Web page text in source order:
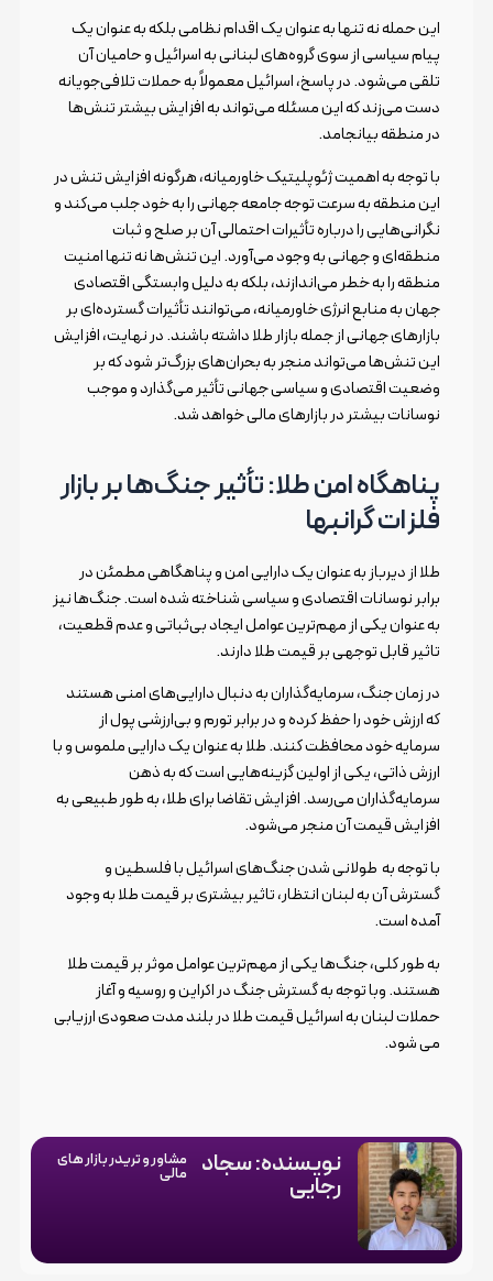
این حمله نه تنها به عنوان یک اقدام نظامی بلکه به عنوان یک
پیام سیاسی از سوی گروه‌های لبنانی به اسرائیل و حامیان آن
تلقی می‌شود. در پاسخ، اسرائیل معمولاً به حملات تلافی‌جویانه
دست می‌زند که این مسئله می‌تواند به افزایش بیشتر تنش‌ها
در منطقه بیانجامد.
با توجه به اهمیت ژئوپلیتیک خاورمیانه، هرگونه افزایش تنش در
این منطقه به سرعت توجه جامعه جهانی را به خود جلب می‌کند و
نگرانی‌هایی را درباره تأثیرات احتمالی آن بر صلح و ثبات
منطقه‌ای و جهانی به وجود می‌آورد. این تنش‌ها نه تنها امنیت
منطقه را به خطر می‌اندازند، بلکه به دلیل وابستگی اقتصادی
جهان به منابع انرژی خاورمیانه، می‌توانند تأثیرات گسترده‌ای بر
بازارهای جهانی از جمله بازار طلا داشته باشند. در نهایت، افزایش
این تنش‌ها می‌تواند منجر به بحران‌های بزرگ‌تر شود که بر
وضعیت اقتصادی و سیاسی جهانی تأثیر می‌گذارد و موجب
نوسانات بیشتر در بازارهای مالی خواهد شد.
پناهگاه امن طلا: تأثیر جنگ‌ها بر بازار
فلزات گرانبها
طلا از دیرباز به عنوان یک دارایی امن و پناهگاهی مطمئن در
برابر نوسانات اقتصادی و سیاسی شناخته شده است. جنگ‌ها نیز
به عنوان یکی از مهم‌ترین عوامل ایجاد بی‌ثباتی و عدم قطعیت،
تاثیر قابل توجهی بر قیمت طلا دارند.
در زمان جنگ، سرمایه‌گذاران به دنبال دارایی‌های امنی هستند
که ارزش خود را حفظ کرده و در برابر تورم و بی‌ارزشی پول از
سرمایه خود محافظت کنند. طلا به عنوان یک دارایی ملموس و با
ارزش ذاتی، یکی از اولین گزینه‌هایی است که به ذهن
سرمایه‌گذاران می‌رسد. افزایش تقاضا برای طلا، به طور طبیعی به
افزایش قیمت آن منجر می‌شود.
با توجه به طولانی‌ شدن جنگ‌های اسرائیل با فلسطین و
گسترش آن به لبنان انتظار، تاثیر بیشتری بر قیمت طلا به وجود
آمده است.
به طور کلی، جنگ‌ها یکی از مهم‌ترین عوامل موثر بر قیمت طلا
هستند. وبا توجه به گسترش جنگ در اکراین و روسیه و آغاز
حملات لبنان به اسرائیل قیمت طلا در بلند مدت صعودی ارزیابی
می شود.
نویسنده: سجاد
رجایی
مشاور و تریدر بازار های
مالی